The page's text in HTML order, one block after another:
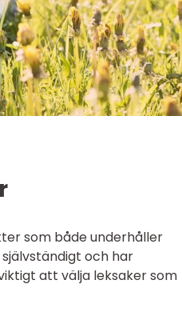
som både underhåller
och har
att välja leksaker som